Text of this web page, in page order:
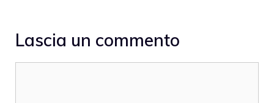
Lascia un commento